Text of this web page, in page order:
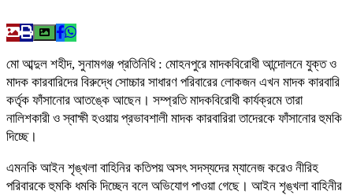
মো আব্দুল শহীদ, সুনামগঞ্জ প্রতিনিধি : মোহনপুরে মাদকবিরোধী আন্দোলনে যুক্ত ও
মাদক কারবারিদের বিরুদ্ধে সোচ্চার সাধারণ পরিবারের লোকজন এখন মাদক কারবারি
কর্তৃক ফাঁসানোর আতঙ্কে আছেন। সম্প্রতি মাদকবিরোধী কার্যক্রমে তারা
নালিশকারী ও স্বাক্ষী হওয়ায় প্রভাবশালী মাদক কারবারিরা তাদেরকে ফাঁসানোর হুমকি
দিচ্ছে।
এমনকি আইন শৃঙ্খলা বাহিনির কতিপয় অসৎ সদস্যদের ম্যানেজ করেও নীরিহ
পরিবারকে হুমকি ধমকি দিচ্ছেন বলে অভিযোগ পাওয়া গেছে। আইন শৃঙ্খলা বাহিনীর